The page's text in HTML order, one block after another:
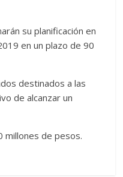
su planificación en
en un plazo de 90
destinados a las
de alcanzar un
millones de pesos.